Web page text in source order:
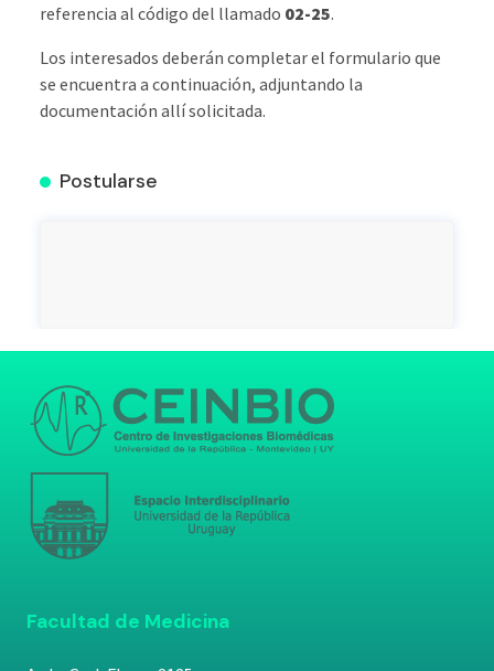
referencia al código del llamado 02-25.
Los interesados deberán completar el formulario que
se encuentra a continuación, adjuntando la
documentación allí solicitada.
Postularse
Facultad de Medicina